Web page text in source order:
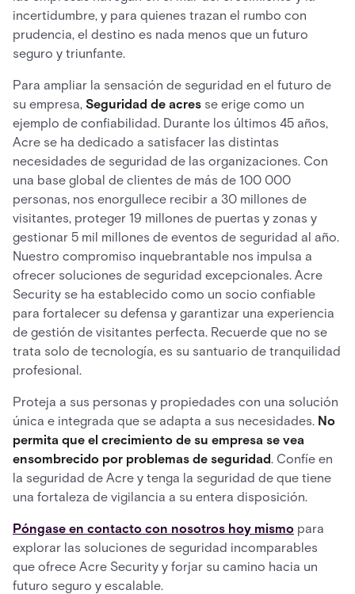
incertidumbre, y para quienes trazan el rumbo con
prudencia, el destino es nada menos que un futuro
seguro y triunfante.
Para ampliar la sensación de seguridad en el futuro de
su empresa, Seguridad de acres se erige como un
ejemplo de confiabilidad. Durante los últimos 45 años,
Acre se ha dedicado a satisfacer las distintas
necesidades de seguridad de las organizaciones. Con
una base global de clientes de más de 100 000
personas, nos enorgullece recibir a 30 millones de
visitantes, proteger 19 millones de puertas y zonas y
gestionar 5 mil millones de eventos de seguridad al año.
Nuestro compromiso inquebrantable nos impulsa a
ofrecer soluciones de seguridad excepcionales. Acre
Security se ha establecido como un socio confiable
para fortalecer su defensa y garantizar una experiencia
de gestión de visitantes perfecta. Recuerde que no se
trata solo de tecnología, es su santuario de tranquilidad
profesional.
Proteja a sus personas y propiedades con una solución
única e integrada que se adapta a sus necesidades. No
permita que el crecimiento de su empresa se vea
ensombrecido por problemas de seguridad. Confíe en
la seguridad de Acre y tenga la seguridad de que tiene
una fortaleza de vigilancia a su entera disposición.
Póngase en contacto con nosotros hoy mismo para
explorar las soluciones de seguridad incomparables
que ofrece Acre Security y forjar su camino hacia un
futuro seguro y escalable.